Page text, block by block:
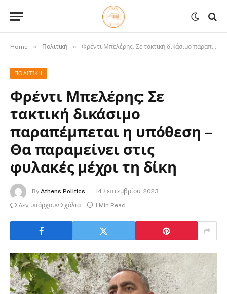
Home » Πολιτική » Φρέντι Μπελέρης: Σε τακτική δικάσιμο παραπέμπεται η υπόθεση – Θα παραμείνει στις φυλακές μέχρι τη δίκη
ΠΟΛΙΤΙΚΉ
Φρέντι Μπελέρης: Σε
τακτική δικάσιμο
παραπέμπεται η υπόθεση –
Θα παραμείνει στις
φυλακές μέχρι τη δίκη
By Athens Politics
14 Σεπτεμβρίου, 2023
Δεν υπάρχουν Σχόλια
1 Min Read